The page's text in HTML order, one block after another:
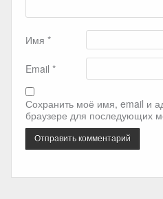
Имя *
Email *
Сохранить моё имя, email и
браузере для последующих